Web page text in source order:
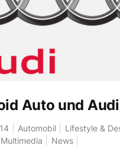
Auto und Audi
Automobil
Lifestyle &
Multimedia News